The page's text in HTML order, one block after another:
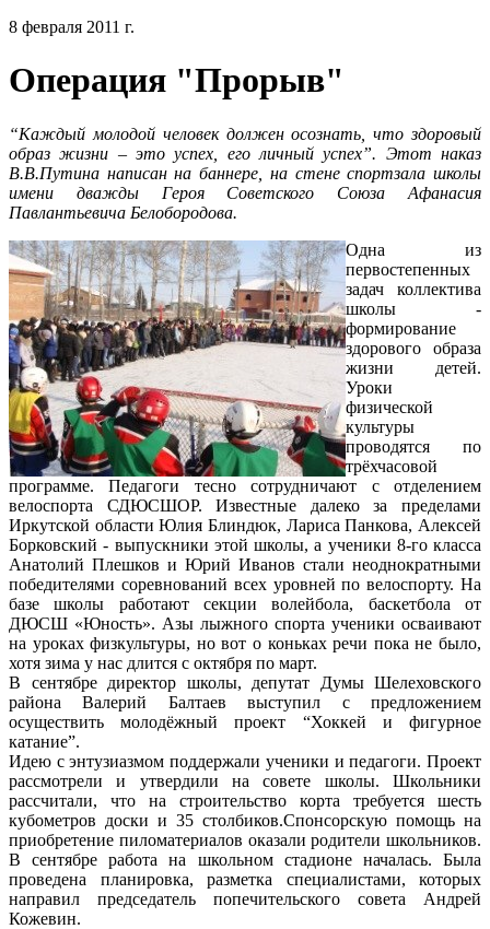
8 февраля 2011 г.
Операция "Прорыв"
“Каждый молодой человек должен осознать, что здоровый
образ жизни – это успех, его личный успех”. Этот наказ
В.В.Путина написан на баннере, на стене спортзала школы
имени дважды Героя Советского Союза Афанасия
Павлантьевича Белобородова.
Одна из
первостепенных
задач коллектива
школы -
формирование
здорового образа
жизни детей.
Уроки
физической
культуры
проводятся по
трёхчасовой
программе. Педагоги тесно сотрудничают с отделением
велоспорта СДЮСШОР. Известные далеко за пределами
Иркутской области Юлия Блиндюк, Лариса Панкова, Алексей
Борковский - выпускники этой школы, а ученики 8-го класса
Анатолий Плешков и Юрий Иванов стали неоднократными
победителями соревнований всех уровней по велоспорту. На
базе школы работают секции волейбола, баскетбола от
ДЮСШ «Юность». Азы лыжного спорта ученики осваивают
на уроках физкультуры, но вот о коньках речи пока не было,
хотя зима у нас длится с октября по март.
В сентябре директор школы, депутат Думы Шелеховского
района Валерий Балтаев выступил с предложением
осуществить молодёжный проект “Хоккей и фигурное
катание”.
Идею с энтузиазмом поддержали ученики и педагоги. Проект
рассмотрели и утвердили на совете школы. Школьники
рассчитали, что на строительство корта требуется шесть
кубометров доски и 35 столбиков.Спонсорскую помощь на
приобретение пиломатериалов оказали родители школьников.
В сентябре работа на школьном стадионе началась. Была
проведена планировка, разметка специалистами, которых
направил председатель попечительского совета Андрей
Кожевин.